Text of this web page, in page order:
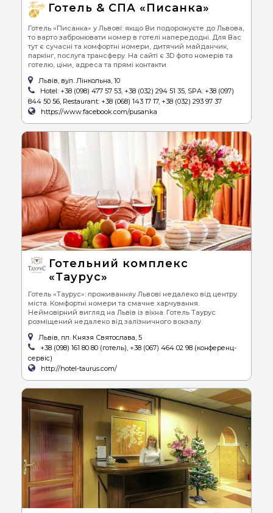
Готель & СПА «Писанка»
Готель «Писанка» у Львові: якщо Ви подорожуєте до Львова,
то варто забронювати номер в готелі напередодні. Для Вас
тут є сучасні та комфортні номери, дитячий майданчик,
паркінг, послуга трансферу. На сайті є 3D фото номерів та
готелю, ціни, адреса та прямі контакти.
Львів, вул. Лінкольна, 10
Hotel: +38 (098) 477 57 53, +38 (032) 294 51 35, SPA: +38 (097)
844 50 56, Restaurant: +38 (068) 143 17 17, +38 (032) 293 97 37
https://www.facebook.com/pusanka
Готельний комплекс
«Таурус»
Готель «Таурус»: проживанняу Львові недалеко від центру
міста. Комфортні номери та смачне харчування.
Неймовірний вигляд на Львів із вікна. Готель Таурус
розміщений недалеко від залізничного вокзалу.
Львів, пл. Князя Святослава, 5
+38 (098) 161 80 80 (готель), +38 (067) 464 02 98 (конференц-
сервіс)
http://hotel-taurus.com/